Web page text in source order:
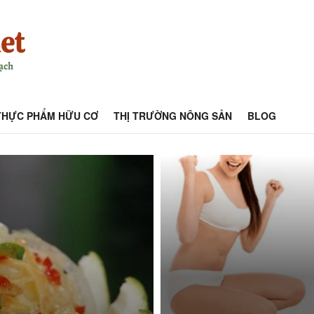
PHẨM HỮU CƠ THỊ TRƯỜNG NÔNG SẢN BLOG